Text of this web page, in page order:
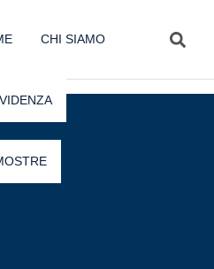
CHI SIAMO